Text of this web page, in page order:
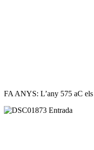
FA ANYS: L’any 575 aC